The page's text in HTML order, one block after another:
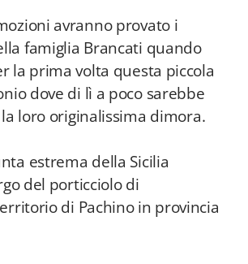
avranno provato i
famiglia Brancati quando
la prima volta questa piccola
dove di lì a poco sarebbe
loro originalissima dimora.
estrema della Sicilia
del porticciolo di
di Pachino in provincia